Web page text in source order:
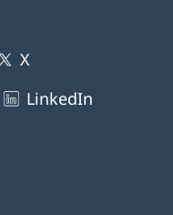
X
LinkedIn